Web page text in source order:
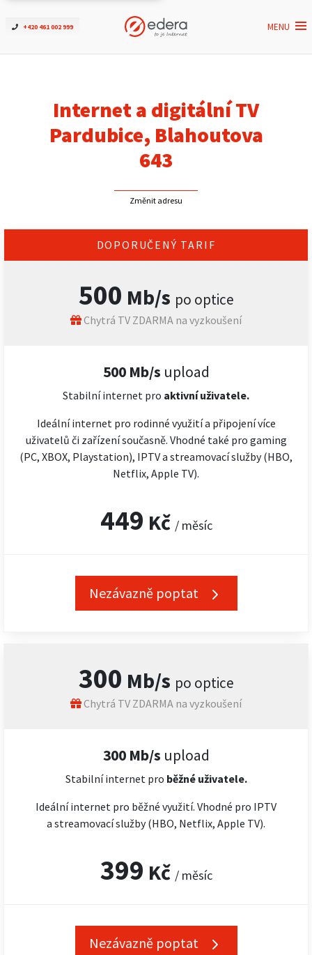
+420 461 002 999 MENU
Ověřit dostupnost
ČEZNET TV
Kontakt
Internet a digitální TV
Pardubice, Blahoutova
643
Změnit adresu
300 Mb/s po optice
Chytrá TV ZDARMA na vyzkoušení
300 Mb/s upload
Stabilní internet pro běžné uživatele.
Ideální internet pro běžné využití. Vhodné pro IPTV
a streamovací služby (HBO, Netflix, Apple TV).
399 Kč / měsíc
Nezávazně poptat
DOPORUČENÝ TARIF
500 Mb/s po optice
Chytrá TV ZDARMA na vyzkoušení
500 Mb/s upload
Stabilní internet pro aktivní uživatele.
Ideální internet pro rodinné využití a připojení více
uživatelů či zařízení současně. Vhodné také pro gaming
(PC, XBOX, Playstation), IPTV a streamovací služby (HBO,
Netflix, Apple TV).
449 Kč / měsíc
Nezávazně poptat